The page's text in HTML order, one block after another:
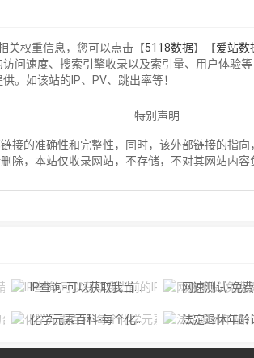
关权重信息，您可以点击【5118数据】【爱站数
问速度、搜索引擎收录以及索引量、用户体验
。如该站的IP、PV、跳出率等！
特别声明
接的准确性和完整性，同时，该外部链接的指
除，本站仅收录网站，不存储，不对其网站内
IP查询-可以获取我当前的IP地址和本机IP, 网速测试-免费提供宽带测速，Wi-Fi测速，
化学元素百科-每个化学元素的详细介绍,性质及发现史 法定退休年龄计算器-2024官方准确